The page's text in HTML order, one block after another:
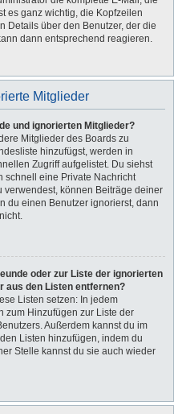
es ganz wichtig, die Kopfzeilen
Details über den Benutzer, der die
dann entsprechend reagieren.
Mitglieder
und ignorierten Mitglieder?
Mitglieder des Boards zu
hinzufügst, werden in
Zugriff aufgelistet. Du siehst
schnell eine Private Nachricht
verwendest, können Beiträge deiner
du einen Benutzer ignorierst, dann
oder zur Liste der ignorierten
aus den Listen entfernen?
Listen setzen: In jedem
zum Hinzufügen zur Liste der
Außerdem kannst du im
Listen hinzufügen, indem du
Stelle kannst du sie auch wieder